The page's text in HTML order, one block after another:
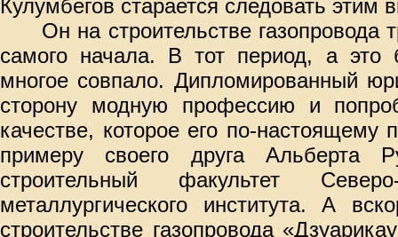
Кулумбегов старается следовать этим
Он на строительстве газопровода
самого начала. В тот период, а это
многое совпало. Дипломированный
сторону модную профессию и
качестве, которое его по-настоящему
примеру своего друга Альберта
строительный факультет
металлургического института. А
строительстве газопровода